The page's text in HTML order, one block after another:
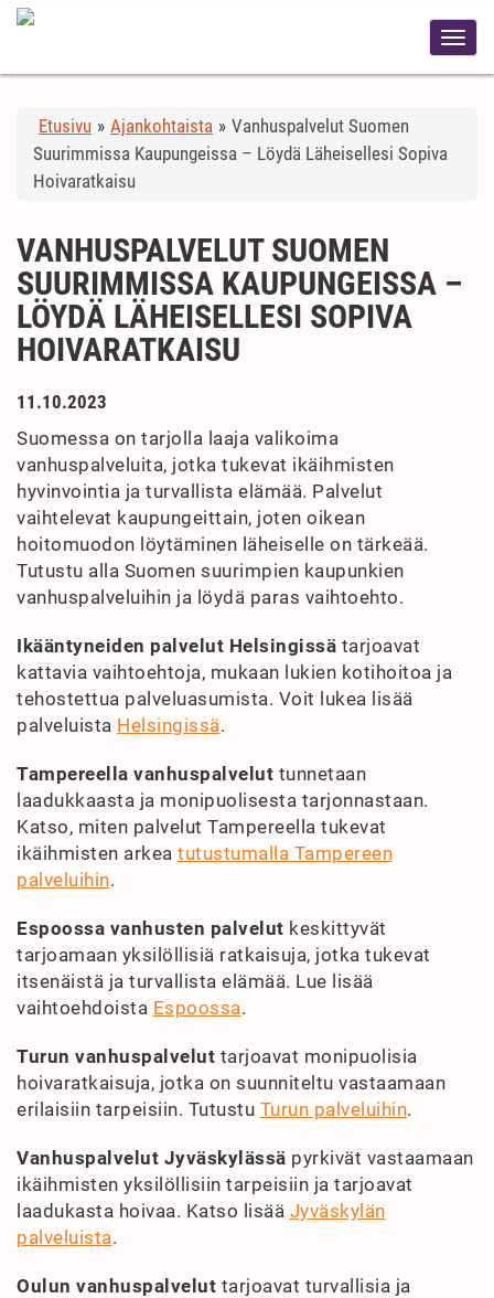
Etusivu » Ajankohtaista » Vanhuspalvelut Suomen
Suurimmissa Kaupungeissa – Löydä Läheisellesi Sopiva
Hoivaratkaisu
VANHUSPALVELUT SUOMEN
SUURIMMISSA KAUPUNGEISSA –
LÖYDÄ LÄHEISELLESI SOPIVA
HOIVARATKAISU
11.10.2023
Suomessa on tarjolla laaja valikoima
vanhuspalveluita, jotka tukevat ikäihmisten
hyvinvointia ja turvallista elämää. Palvelut
vaihtelevat kaupungeittain, joten oikean
hoitomuodon löytäminen läheiselle on tärkeää.
Tutustu alla Suomen suurimpien kaupunkien
vanhuspalveluihin ja löydä paras vaihtoehto.
Ikääntyneiden palvelut Helsingissä tarjoavat
kattavia vaihtoehtoja, mukaan lukien kotihoitoa ja
tehostettua palveluasumista. Voit lukea lisää
palveluista Helsingissä.
Tampereella vanhuspalvelut tunnetaan
laadukkaasta ja monipuolisesta tarjonnastaan.
Katso, miten palvelut Tampereella tukevat
ikäihmisten arkea tutustumalla Tampereen
palveluihin.
Espoossa vanhusten palvelut keskittyvät
tarjoamaan yksilöllisiä ratkaisuja, jotka tukevat
itsenäistä ja turvallista elämää. Lue lisää
vaihtoehdoista Espoossa.
Turun vanhuspalvelut tarjoavat monipuolisia
hoivaratkaisuja, jotka on suunniteltu vastaamaan
erilaisiin tarpeisiin. Tutustu Turun palveluihin.
Vanhuspalvelut Jyväskylässä pyrkivät vastaamaan
ikäihmisten yksilöllisiin tarpeisiin ja tarjoavat
laadukasta hoivaa. Katso lisää Jyväskylän
palveluista.
Oulun vanhuspalvelut tarjoavat turvallisia ja